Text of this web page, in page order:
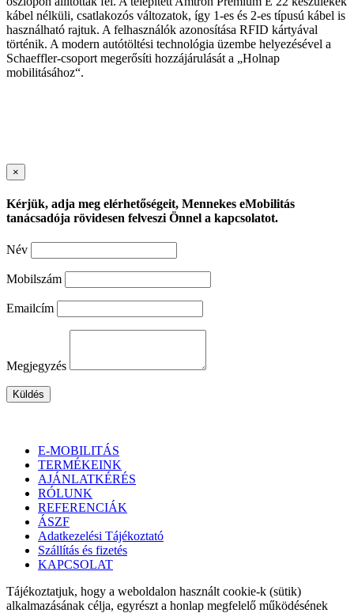
kábel nélküli, csatlakozós változatok, így 1-es és 2-es típusú kábel is
használható rajtuk. A felhasználók azonosítása RFID kártyával
történik. A modern autótöltési technológia üzembe helyezésével a
Schaeffler-csoport megerősíti hozzájárulását a „Holnap
mobilitásához“.
×
Kérjük, adja meg elérhetőségeit, Mennekes eMobilitás
tanácsadója rövidesen felveszi Önnel a kapcsolatot.
Név
Mobilszám
Emailcím
Megjegyzés
Küldés
E-MOBILITÁS
TERMÉKEINK
AJÁNLATKÉRÉS
RÓLUNK
REFERENCIÁK
ÁSZF
Adatkezelési Tájékoztató
Szállítás és fizetés
KAPCSOLAT
Tájékoztatjuk, hogy a weboldalon használt cookie-k (sütik)
alkalmazásának célja, egyrészt a honlap megfelelő működésének